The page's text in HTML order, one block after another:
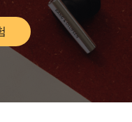
in New Tab